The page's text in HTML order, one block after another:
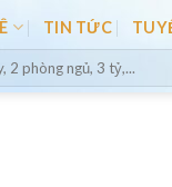
TIN TỨC